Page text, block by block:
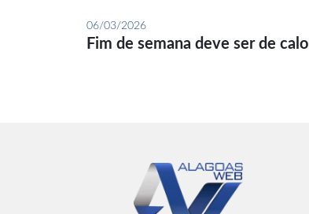
06/03/2026
Fim de semana deve ser de